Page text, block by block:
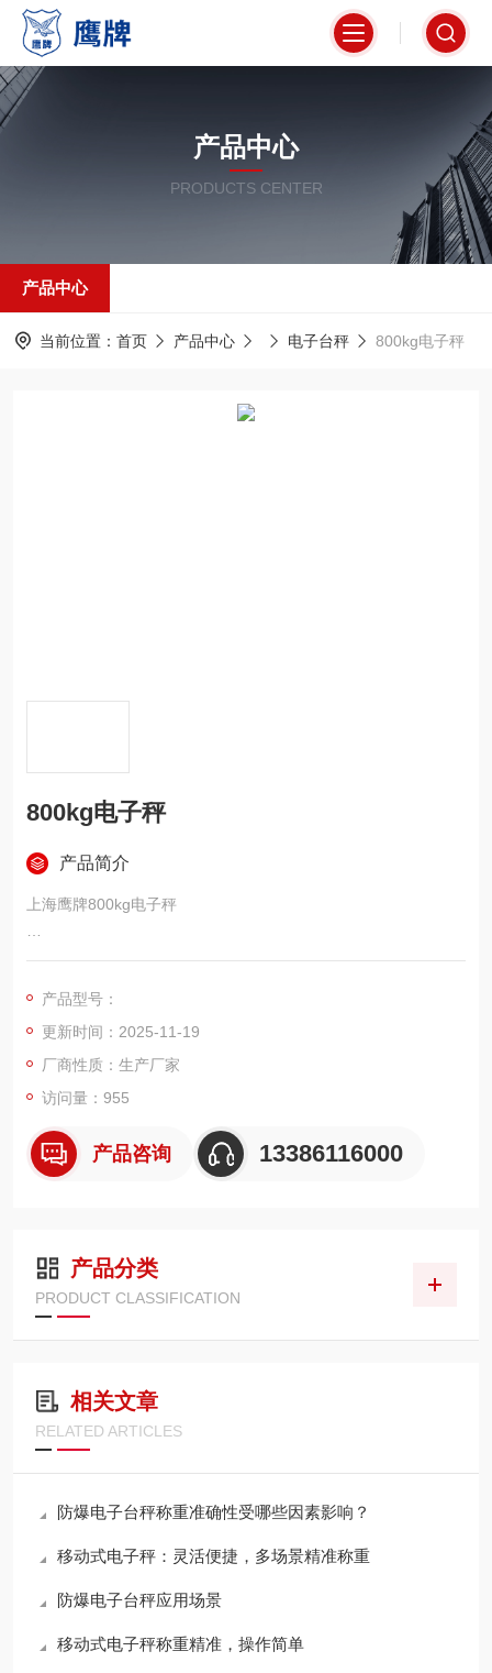
产品中心
PRODUCTS CENTER
产品中心
当前位置： 首页 产品中心 电子台秤 800kg电子秤
800kg电子秤
产品简介
上海鹰牌800kg电子秤
800kg电子秤_上海800kg电子台秤功能特点：
称重仪表：LED数码显示,清晰易读,
高分子外壳,抗*力出色
双平行梁结构,抗侧向力强,
保护措施：智能判别电池电量,自动关机。
产品型号：
更新时间：2025-11-19
厂商性质：生产厂家
访问量：955
产品咨询 13386116000
产品分类
PRODUCT CLASSIFICATION
相关文章
RELATED ARTICLES
防爆电子台秤称重准确性受哪些因素影响？
移动式电子秤：灵活便捷，多场景精准称重
防爆电子台秤应用场景
移动式电子秤称重精准，操作简单